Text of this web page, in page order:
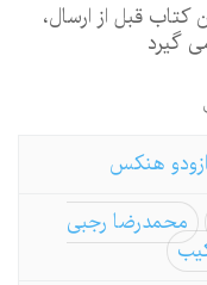
قبل از ارسال،
گیرد
هنکس
محمدرضا رجبی